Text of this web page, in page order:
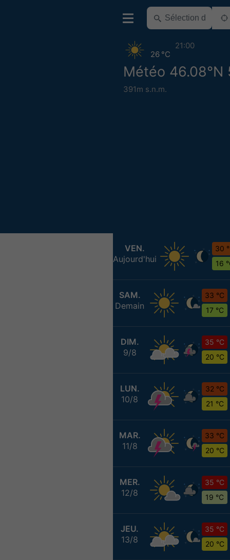
Météo 46.08°N
391m s.n.m.
26 °C
21:00
VEN.
Aujourd'hui
30
16
SAM.
Demain
33 °C
17 °C
DIM.
9/8
35 °C
20 °C
LUN.
10/8
32 °C
21 °C
MAR.
11/8
33 °C
20 °C
MER.
12/8
35 °C
19 °C
JEU.
13/8
35 °C
20 °C